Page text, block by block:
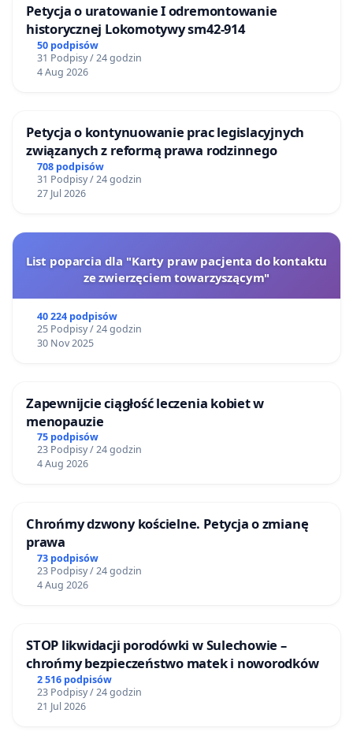
Petycja o uratowanie I odremontowanie
historycznej Lokomotywy sm42-914
50 podpisów
31 Podpisy / 24 godzin
4 Aug 2026
Petycja o kontynuowanie prac legislacyjnych
związanych z reformą prawa rodzinnego
708 podpisów
31 Podpisy / 24 godzin
27 Jul 2026
List poparcia dla "Karty praw pacjenta do kontaktu
ze zwierzęciem towarzyszącym"
40 224 podpisów
25 Podpisy / 24 godzin
30 Nov 2025
Zapewnijcie ciągłość leczenia kobiet w
menopauzie
75 podpisów
23 Podpisy / 24 godzin
4 Aug 2026
Chrońmy dzwony kościelne. Petycja o zmianę
prawa
73 podpisów
23 Podpisy / 24 godzin
4 Aug 2026
STOP likwidacji porodówki w Sulechowie –
chrońmy bezpieczeństwo matek i noworodków
2 516 podpisów
23 Podpisy / 24 godzin
21 Jul 2026